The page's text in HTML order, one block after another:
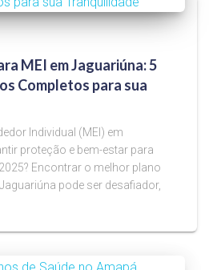
MEI em Jaguariúna: 5
Completos para sua
Individual (MEI) em
proteção e bem-estar para
Encontrar o melhor plano
pode ser desafiador,